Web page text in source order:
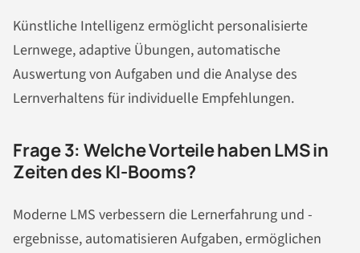
Künstliche Intelligenz ermöglicht personalisierte
Lernwege, adaptive Übungen, automatische
Auswertung von Aufgaben und die Analyse des
Lernverhaltens für individuelle Empfehlungen.
Frage 3: Welche Vorteile haben LMS in
Zeiten des KI-Booms?
Moderne LMS verbessern die Lernerfahrung und -
ergebnisse, automatisieren Aufgaben, ermöglichen